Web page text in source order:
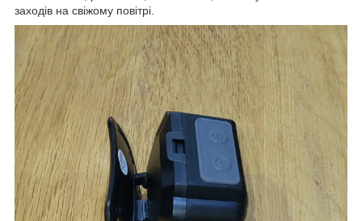
заходів на свіжому повітрі.